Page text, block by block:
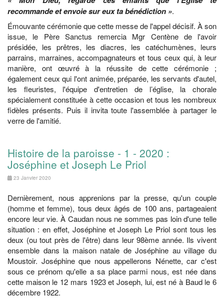
recommande et envoie sur eux ta bénédiction ».
Émouvante cérémonie que cette messe de l'appel décisif. À son
issue, le Père Sanctus remercia Mgr Centène de l'avoir
présidée, les prêtres, les diacres, les catéchumènes, leurs
parrains, marraines, accompagnateurs et tous ceux qui, à leur
manière, ont œuvré à la réussite de cette cérémonie ;
également ceux qui l'ont animée, préparée, les servants d'autel,
les fleuristes, l'équipe d'entretien de l’église, la chorale
spécialement constituée à cette occasion et tous les nombreux
fidèles présents. Puis il invita toute l'assemblée à partager le
verre de l'amitié.
Histoire de la paroisse - 1 - 2020 :
Joséphine et Joseph Le Priol
23 Janvier 2020
Dernièrement, nous apprenions par la presse, qu'un couple
(homme et femme), tous deux âgés de 100 ans, partageaient
encore leur vie. À Caudan nous ne sommes pas loin d'une telle
situation : en effet, Joséphine et Joseph Le Priol sont tous les
deux (ou tout près de l'être) dans leur 98ème année. Ils vivent
ensemble dans la maison natale de Joséphine au village du
Moustoir. Joséphine que nous appellerons Nénette, car c'est
sous ce prénom qu'elle a sa place parmi nous, est née dans
cette maison le 12 mars 1923 et Joseph, lui, est né à Baud le 6
décembre 1922.